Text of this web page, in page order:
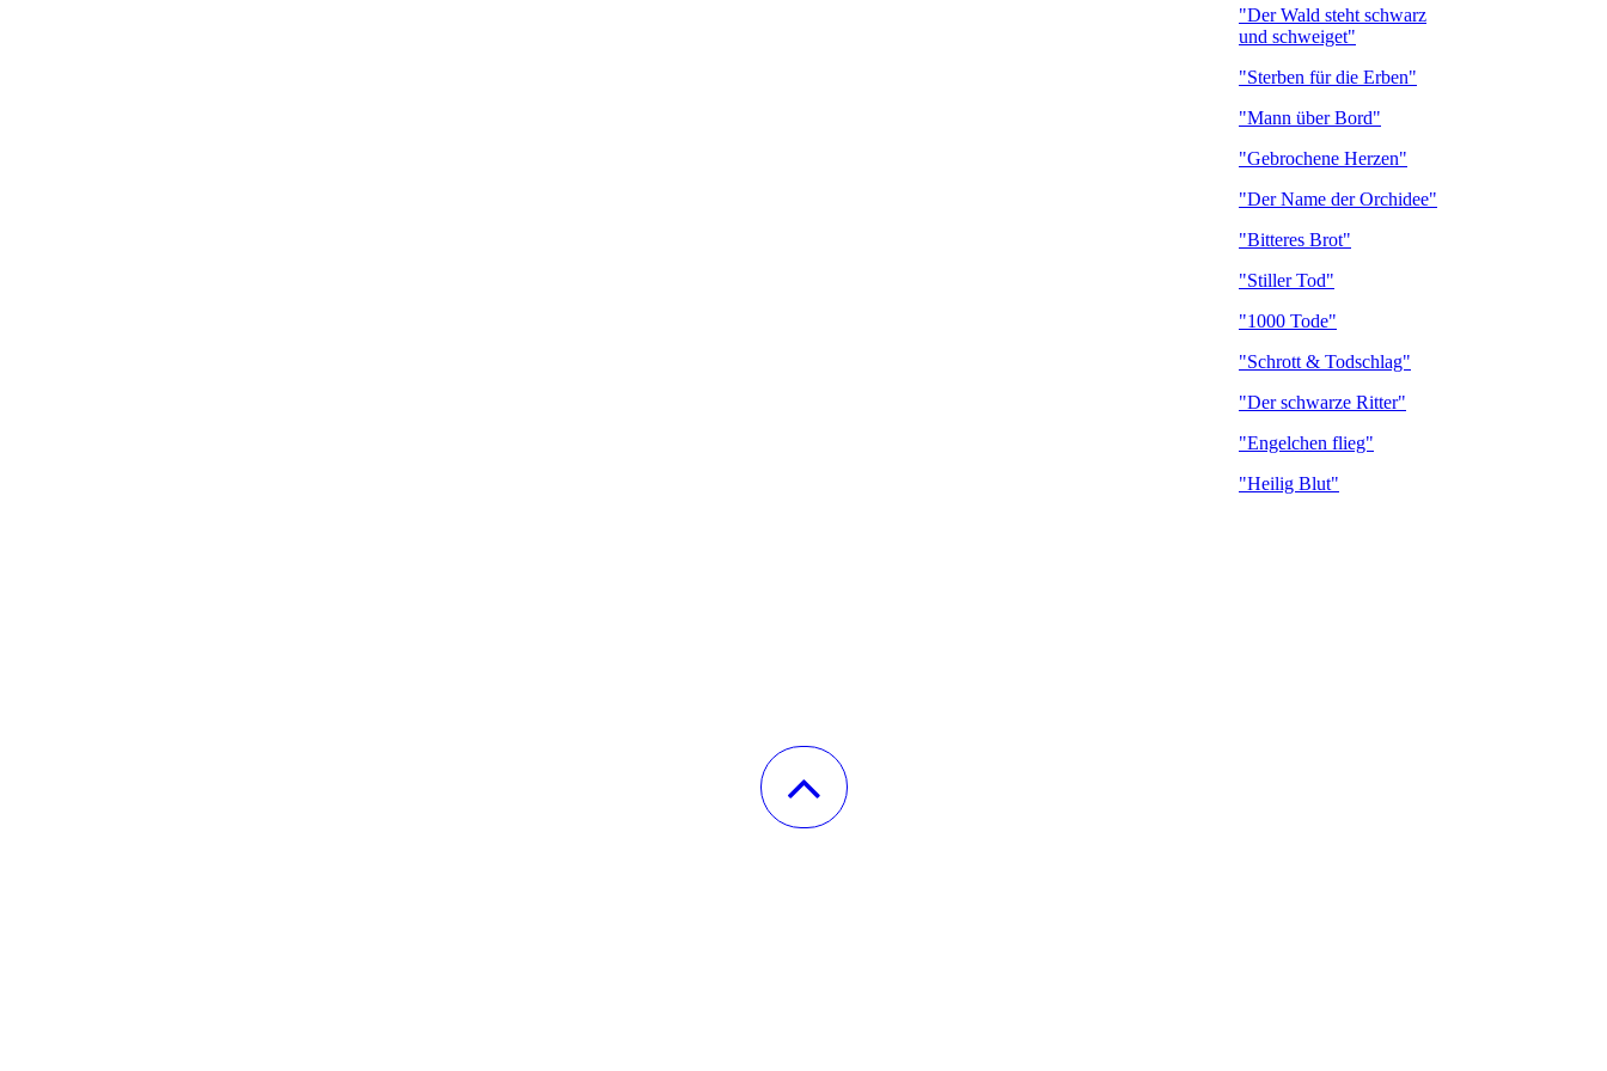
"Der Wald steht schwarz
und schweiget"
"Sterben für die Erben"
"Mann über Bord"
"Gebrochene Herzen"
"Der Name der Orchidee"
"Bitteres Brot"
"Stiller Tod"
"1000 Tode"
"Schrott & Todschlag"
"Der schwarze Ritter"
"Engelchen flieg"
"Heilig Blut"